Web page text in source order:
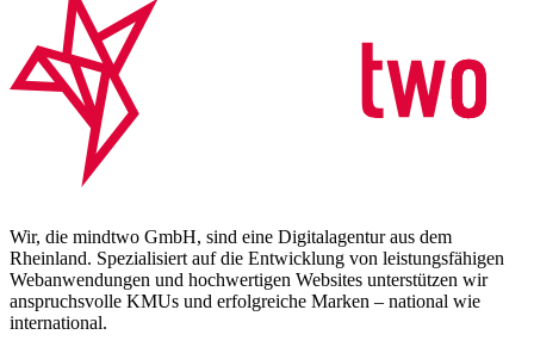
Wir, die mindtwo GmbH, sind eine Digitalagentur aus dem
Rheinland. Spezialisiert auf die Entwicklung von leistungsfähigen
Webanwendungen und hochwertigen Websites unterstützen wir
anspruchsvolle KMUs und erfolgreiche Marken – national wie
international.